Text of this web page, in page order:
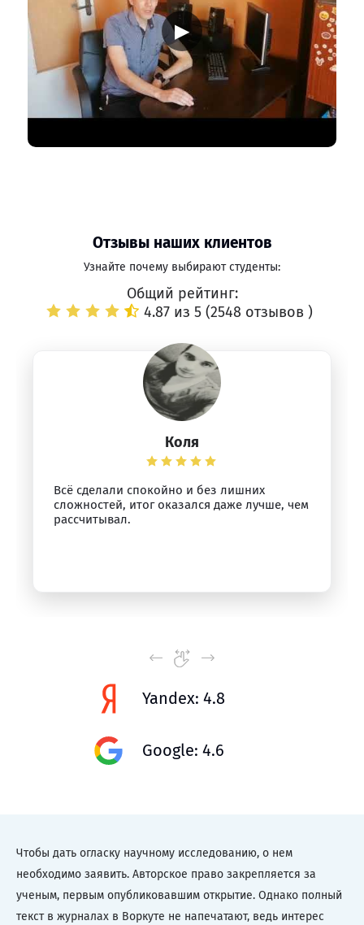
▶
Отзывы наших клиентов
Узнайте почему выбирают студенты:
Общий рейтинг:
4.87 из 5 (2548 отзывов )
Коля
Всё сделали спокойно и без лишних
сложностей, итог оказался даже лучше, чем
рассчитывал.
Yandex: 4.8
Google: 4.6
Чтобы дать огласку научному исследованию, о нем
необходимо заявить. Авторское право закрепляется за
ученым, первым опубликовавшим открытие. Однако полный
текст в журналах в Воркуте не напечатают, ведь интерес